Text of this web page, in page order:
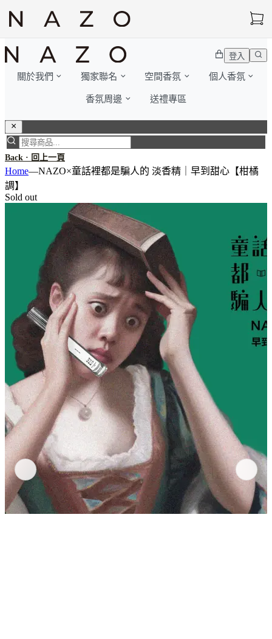
關於我們 獨家聯名 空間香氛 個人香氛
香氛周邊 送禮專區
登入
Back · 回上一頁
Home—NAZO×童話裡都是騙人的 淡香精｜早到甜心【柑橘
調】
Sold out